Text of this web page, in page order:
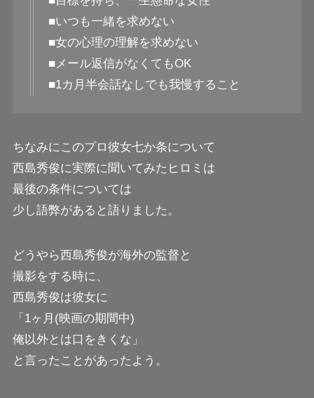
■いつも一緒を求めない
■女の心理の理解を求めない
■メール返信がなくてもOK
■1カ月半会話なしでも我慢すること
ちなみにこのプロ彼女七か条について
西島秀俊に実際に聞いてみたヒロミは
最後の条件については
少し語弊があると語りました。
どうやら西島秀俊が海外の監督と
撮影をする時に、
西島秀俊は彼女に
「1ヶ月(映画の期間中)
俺以外とは口をきくな」
と言ったことがあったよう。